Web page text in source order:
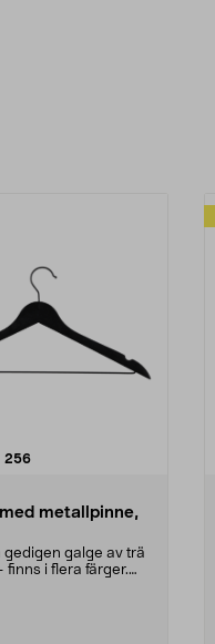
256recensioner
metallpinne,
gedigen galge av trä
finns i flera färger.
5 stjärnor